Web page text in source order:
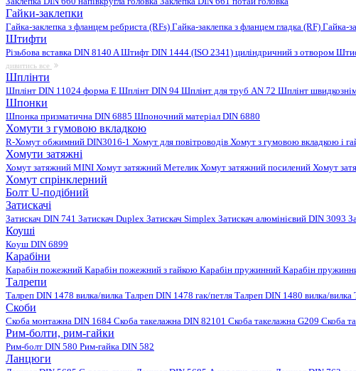
Гайки-заклепки
Гайка-заклепка з фланцем ребриста (RFs) Гайка-заклепка з фланцем гладка (RF) Гайка-
Штифти
Різьбова вставка DIN 8140 AШтифт DIN 1444 (ISO 2341) циліндричний з отвором
дивитись все
Шплінти
Шплінт DIN 11024 форма E Шплінт DIN 94 Шплінт для труб AN 72 Шплінт
Шпонки
Шпонка призматична DIN 6885 Шпоночний матеріал DIN 6880
Хомути з гумовою вкладкою
R-Хомут обжимний DIN3016-1 Хомут для повітроводів Хомут з гумовою вкладкою і
Хомути затяжні
Хомут затяжний MINI Хомут затяжний МетеликХомут затяжний посилений Хомут
Хомут спрінклерний
Болт U-подібний
Затискачі
Затискач DIN 741 Затискач Duplex Затискач Simplex Затискач алюмінієвий DIN 3093
Коуші
Коуш DIN 6899
Карабіни
Карабін пожежний Карабін пожежний з гайкою Карабін пружинний Карабін
Талрепи
Талреп DIN 1478 вилка/вилка Талреп DIN 1478 гак/петля Талреп DIN 1480 вилка/вилка
Скоби
Скоба монтажна DIN 1684 Скоба такелажна DIN 82101 Скоба такелажна G209 Скоба
Рим-болти, рим-гайки
Рим-болт DIN 580 Рим-гайка DIN 582
Ланцюги